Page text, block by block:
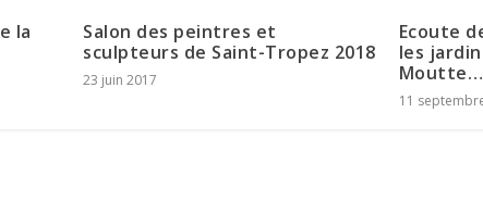
la
Salon des peintres et
sculpteurs de Saint-Tropez 2018
23 juin 2017
Ecoute
les
Moutte…
11